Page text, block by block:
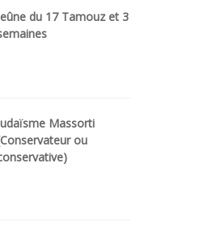
du 17 Tamouz et 3
Massorti
ou